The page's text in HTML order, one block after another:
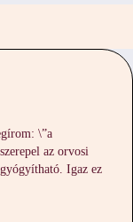
\”a
az orvosi
Igaz ez